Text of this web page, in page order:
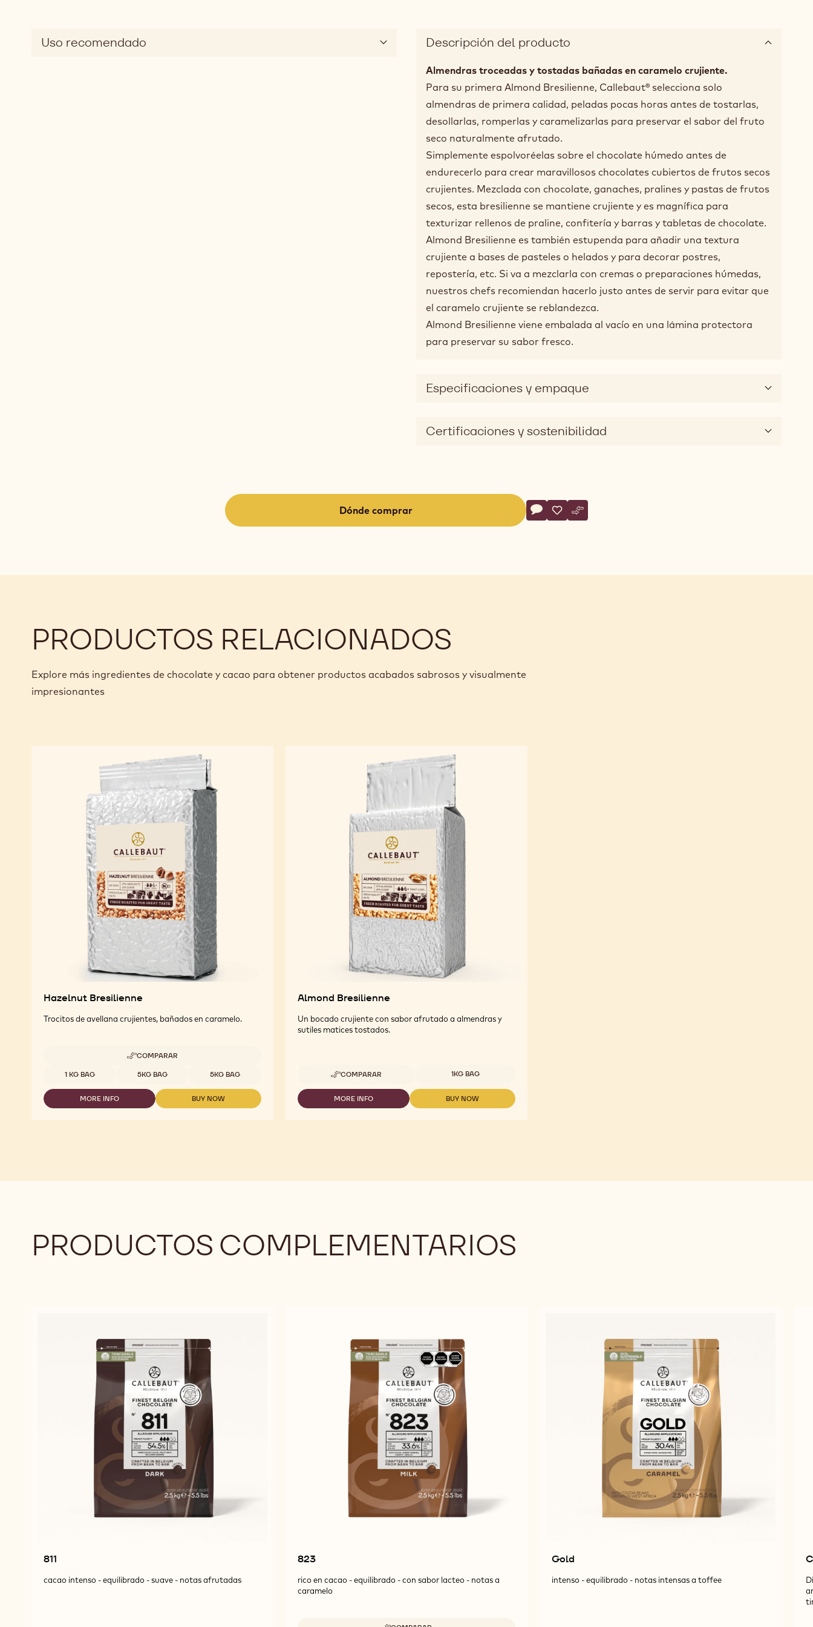
Uso recomendado Descripción del producto
Almendras troceadas y tostadas bañadas en caramelo crujiente.
Para su primera Almond Bresilienne, Callebaut® selecciona solo
almendras de primera calidad, peladas pocas horas antes de tostarlas,
desollarlas, romperlas y caramelizarlas para preservar el sabor del fruto
seco naturalmente afrutado.
Simplemente espolvoréelas sobre el chocolate húmedo antes de
endurecerlo para crear maravillosos chocolates cubiertos de frutos secos
crujientes. Mezclada con chocolate, ganaches, pralines y pastas de frutos
secos, esta bresilienne se mantiene crujiente y es magnífica para
texturizar rellenos de praline, confitería y barras y tabletas de chocolate.
Almond Bresilienne es también estupenda para añadir una textura
crujiente a bases de pasteles o helados y para decorar postres,
repostería, etc. Si va a mezclarla con cremas o preparaciones húmedas,
nuestros chefs recomiendan hacerlo justo antes de servir para evitar que
el caramelo crujiente se reblandezca.
Almond Bresilienne viene embalada al vacío en una lámina protectora
para preservar su sabor fresco.
Especificaciones y empaque
Certificaciones y sostenibilidad
Dónde comprar
(opens
Actions
Escribe un comentario
- Almond Bresilienne
Salvar
- Almond Bresilienne
Comparar
- Almond Bresilienne
PRODUCTOS RELACIONADOS
Explore más ingredientes de chocolate y cacao para obtener productos acabados sabrosos y visualmente
impresionantes
Hazelnut Bresilienne
Trocitos de avellana crujientes, bañados en caramelo.
COMPARAR
-
BRESILIENNE
Tamaños disponibles
1 KG BAG 5KG BAG 5KG BAG
MORE INFO
-
BUY NOW
-
Almond Bresilienne
Un bocado crujiente con sabor afrutado a almendras y
sutiles matices tostados.
COMPARAR
-
ALMOND
BRESILIENNE
Tamaños disponibles
1KG BAG
MORE INFO
-
BUY NOW
-
PRODUCTOS COMPLEMENTARIOS
811
cacao intenso - equilibrado - suave - notas afrutadas
823
rico en cacao - equilibrado - con sabor lacteo - notas a
caramelo
Gold
intenso - equilibrado - notas intensas a toffee